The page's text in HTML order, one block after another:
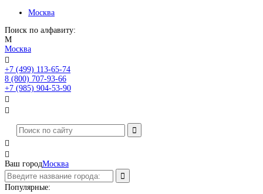
Москва
Поиск по алфавиту:
М
Москва

+7 (499) 113-65-74
8 (800) 707-93-66
+7 (985) 904-53-90




Ваш городМосква
Популярные: